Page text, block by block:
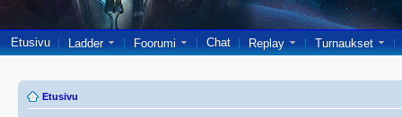
Etusivu Ladder Foorumi Chat Replay Turnaukset
Etusivu